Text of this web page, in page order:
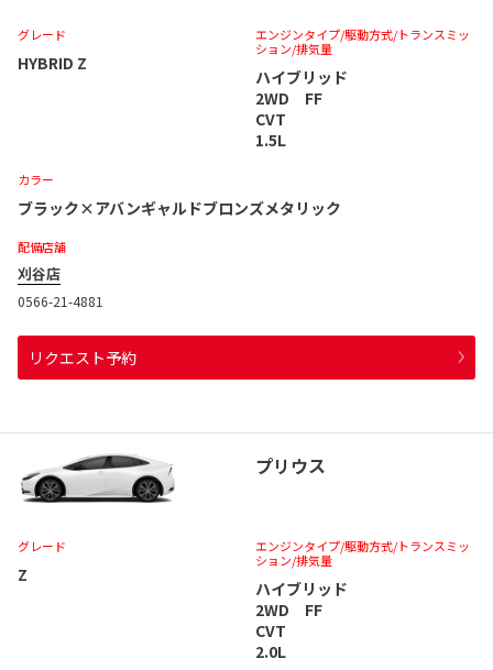
グレード
HYBRID Z
エンジンタイプ/駆動方式/トランスミッ
ション/排気量
ハイブリッド
2WD FF
CVT
1.5L
カラー
ブラック×アバンギャルドブロンズメタリック
配備店舗
刈谷店
0566-21-4881
リクエスト予約
プリウス
グレード
Z
エンジンタイプ/駆動方式/トランスミッ
ション/排気量
ハイブリッド
2WD FF
CVT
2.0L